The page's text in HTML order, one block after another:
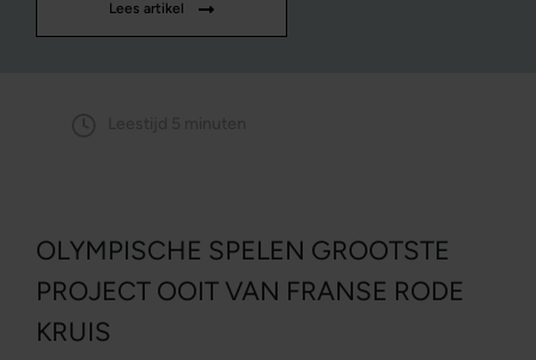
Lees artikel
OLYMPISCHE SPELEN GROOTSTE
PROJECT OOIT VAN FRANSE RODE
KRUIS